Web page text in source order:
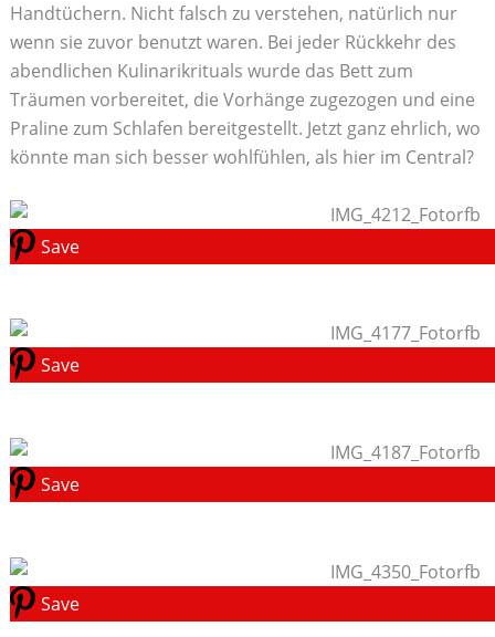
Handtüchern. Nicht falsch zu verstehen, natürlich nur
wenn sie zuvor benutzt waren. Bei jeder Rückkehr des
abendlichen Kulinarikrituals wurde das Bett zum
Träumen vorbereitet, die Vorhänge zugezogen und eine
Praline zum Schlafen bereitgestellt. Jetzt ganz ehrlich, wo
könnte man sich besser wohlfühlen, als hier im Central?
Save
Save
Save
Save